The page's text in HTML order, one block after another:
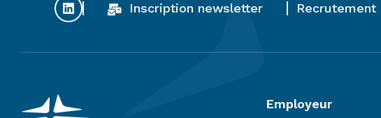
Inscription newsletter Recrutement
Employeur